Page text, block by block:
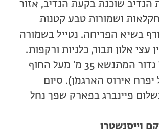
הנדיב שוכנת בקעת הנדיב, אזור
ושמורות טבע קטנות
בשיא הפריחה. נטייל בשמורה
עצי אלון תבור, כלניות ורקפות.
נמשיך אל תל גדור המתנשא 35 מ' מעל החוף
אירוס הארגמן). סיום
פיינברג בפארק שפך נחל
וייסנשטרן